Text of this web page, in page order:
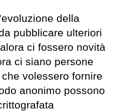
della
pubblicare ulteriori
ci fossero novità
ci siano persone
volessero fornire
anonimo possono